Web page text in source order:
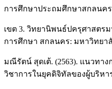
การศึกษาประถมศึกษาสกลนคร
เขต 3. วิทยานิพนธ์ปครุศาสต
การศึกษา สกลนคร: มหาวิทยา
มณีรัตน์ สุดเต้. (2563). แนวทา
วิชาการในยุคดิจิทัลของผู้บริหา